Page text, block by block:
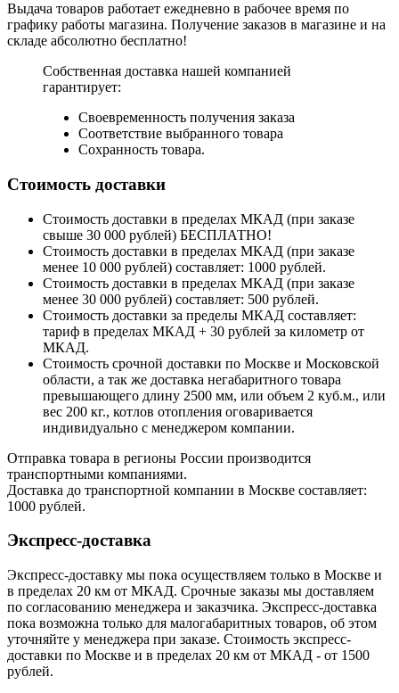
Выдача товаров работает ежедневно в рабочее время по
графику работы магазина. Получение заказов в магазине и на
складе абсолютно бесплатно!
Собственная доставка нашей компанией
гарантирует:
Своевременность получения заказа
Соответствие выбранного товара
Сохранность товара.
Стоимость доставки
Стоимость доставки в пределах МКАД (при заказе
свыше 30 000 рублей) БЕСПЛАТНО!
Стоимость доставки в пределах МКАД (при заказе
менее 10 000 рублей) составляет: 1000 рублей.
Стоимость доставки в пределах МКАД (при заказе
менее 30 000 рублей) составляет: 500 рублей.
Стоимость доставки за пределы МКАД составляет:
тариф в пределах МКАД + 30 рублей за километр от
МКАД.
Стоимость срочной доставки по Москве и Московской
области, а так же доставка негабаритного товара
превышающего длину 2500 мм, или объем 2 куб.м., или
вес 200 кг., котлов отопления оговаривается
индивидуально с менеджером компании.
Отправка товара в регионы России производится
транспортными компаниями.
Доставка до транспортной компании в Москве составляет:
1000 рублей.
Экспресс-доставка
Экспресс-доставку мы пока осуществляем только в Москве и
в пределах 20 км от МКАД. Срочные заказы мы доставляем
по согласованию менеджера и заказчика. Экспресс-доставка
пока возможна только для малогабаритных товаров, об этом
уточняйте у менеджера при заказе. Стоимость экспресс-
доставки по Москве и в пределах 20 км от МКАД - от 1500
рублей.